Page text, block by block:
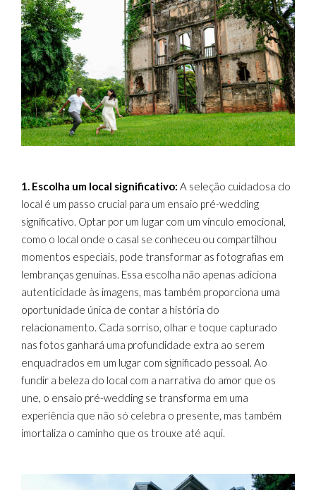
1. Escolha um local significativo: A seleção cuidadosa do
local é um passo crucial para um ensaio pré-wedding
significativo. Optar por um lugar com um vínculo emocional,
como o local onde o casal se conheceu ou compartilhou
momentos especiais, pode transformar as fotografias em
lembranças genuínas. Essa escolha não apenas adiciona
autenticidade às imagens, mas também proporciona uma
oportunidade única de contar a história do
relacionamento. Cada sorriso, olhar e toque capturado
nas fotos ganhará uma profundidade extra ao serem
enquadrados em um lugar com significado pessoal. Ao
fundir a beleza do local com a narrativa do amor que os
une, o ensaio pré-wedding se transforma em uma
experiência que não só celebra o presente, mas também
imortaliza o caminho que os trouxe até aqui.